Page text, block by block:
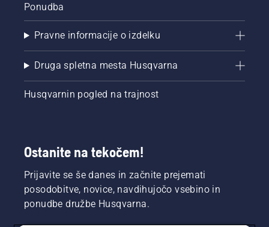
Ponudba
Pravne informacije o izdelku
Druga spletna mesta Husqvarna
Husqvarnin pogled na trajnost
Ostanite na tekočem!
Prijavite se še danes in začnite prejemati
posodobitve, novice, navdihujočo vsebino in
ponudbe družbe Husqvarna.